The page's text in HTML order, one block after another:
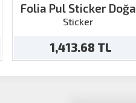
Folia Pul Sticker Doğa
Sticker
1,413.68 TL